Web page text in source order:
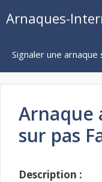
auArnaques-
Signaler une
Arnaque
sur pas
Description :